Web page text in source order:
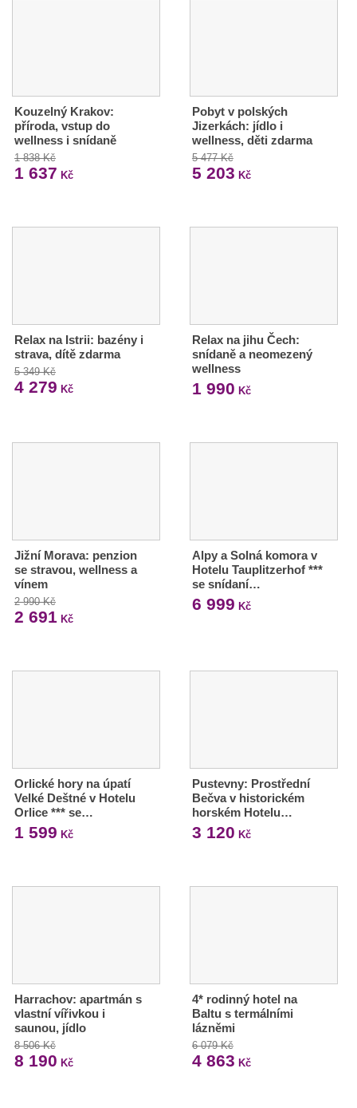
Kouzelný Krakov:
příroda, vstup do
wellness i snídaně
1 838 Kč
1 637 Kč
Pobyt v polských
Jizerkách: jídlo i
wellness, děti zdarma
5 477 Kč
5 203 Kč
Relax na Istrii: bazény i
strava, dítě zdarma
5 349 Kč
4 279 Kč
Relax na jihu Čech:
snídaně a neomezený
wellness
1 990 Kč
Jižní Morava: penzion
se stravou, wellness a
vínem
2 990 Kč
2 691 Kč
Alpy a Solná komora v
Hotelu Tauplitzerhof ***
se snídaní…
6 999 Kč
Orlické hory na úpatí
Velké Deštné v Hotelu
Orlice *** se…
1 599 Kč
Pustevny: Prostřední
Bečva v historickém
horském Hotelu…
3 120 Kč
Harrachov: apartmán s
vlastní vířivkou i
saunou, jídlo
8 506 Kč
8 190 Kč
4* rodinný hotel na
Baltu s termálními
lázněmi
6 079 Kč
4 863 Kč